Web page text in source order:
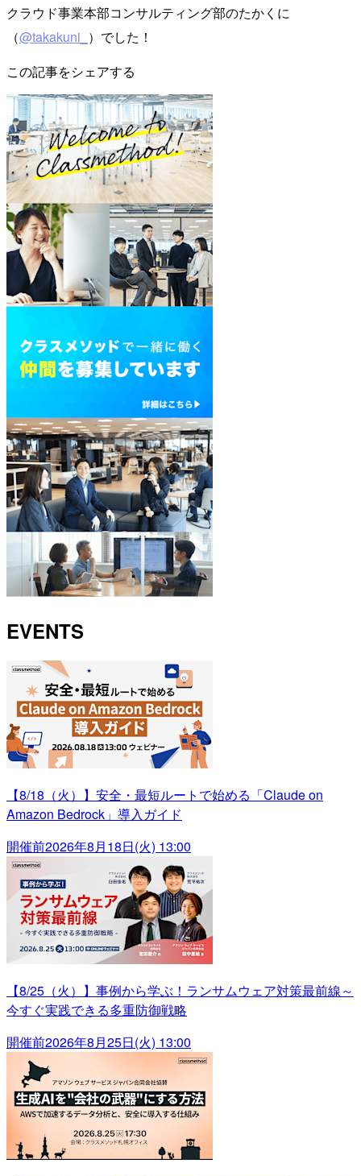
クラウド事業本部コンサルティング部のたかくに
（@takakuni_ ）でした！
この記事をシェアする
EVENTS
【8/18（火）】安全・最短ルートで始める「Claude on
Amazon Bedrock」導入ガイド
開催前2026年8月18日(火) 13:00
【8/25（火）】事例から学ぶ！ランサムウェア対策最前線～
今すぐ実践できる多重防御戦略
開催前2026年8月25日(火) 13:00